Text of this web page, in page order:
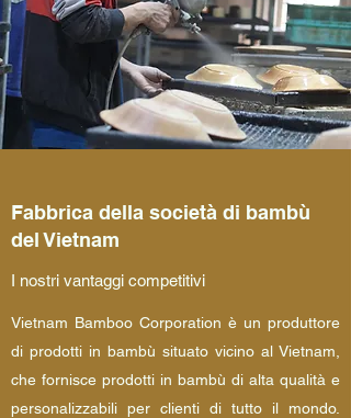
Fabbrica della società di bambù
del Vietnam
I nostri vantaggi competitivi
Vietnam Bamboo Corporation è un produttore
di prodotti in bambù situato vicino al Vietnam,
che fornisce prodotti in bambù di alta qualità e
personalizzabili per clienti di tutto il mondo.